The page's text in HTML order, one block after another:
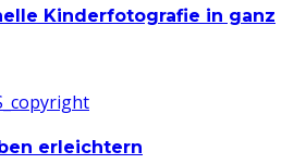
Kinderfotografie in ganz
erleichtern